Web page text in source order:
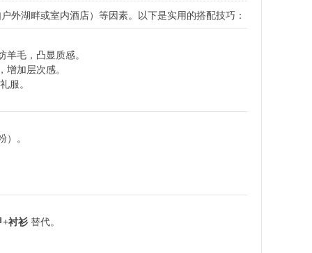
外湖畔或室内酒店）等因素。以下是实用的搭配技巧：
羊毛，凸显质感。
增加层次感。
服。
）。
+衬衫 替代。